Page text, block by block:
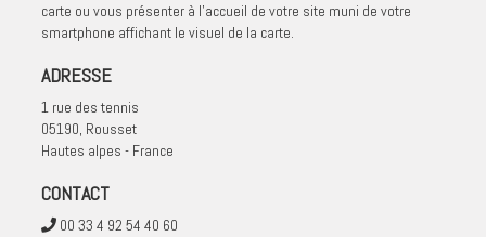
carte ou vous présenter à l'accueil de votre site muni de votre
smartphone affichant le visuel de la carte.
ADRESSE
1 rue des tennis
05190, Rousset
Hautes alpes - France
CONTACT
00 33 4 92 54 40 60